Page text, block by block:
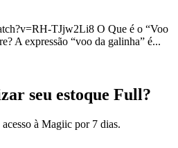
TJjw2Li8 O Que é o “Voo
A expressão “voo da galinha” é...
seu estoque Full?
à Magiic por 7 dias.